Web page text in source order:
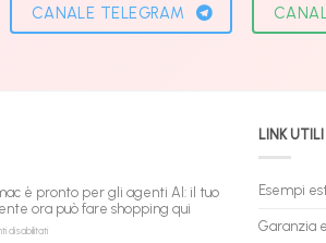
CANALE TELEGRAM
è pronto per gli agenti AI: il tuo
ora può fare shopping qui
disabilitatisu
LINK UTILI
Esempi
Garanzia